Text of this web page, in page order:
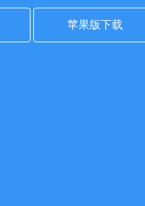
苹果版下载